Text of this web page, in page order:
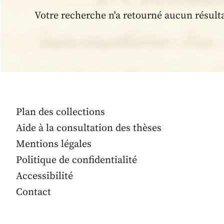
Votre recherche n'a retourné aucun
Plan des collections
Aide à la consultation des thèses
Mentions légales
Politique de confidentialité
Accessibilité
Contact